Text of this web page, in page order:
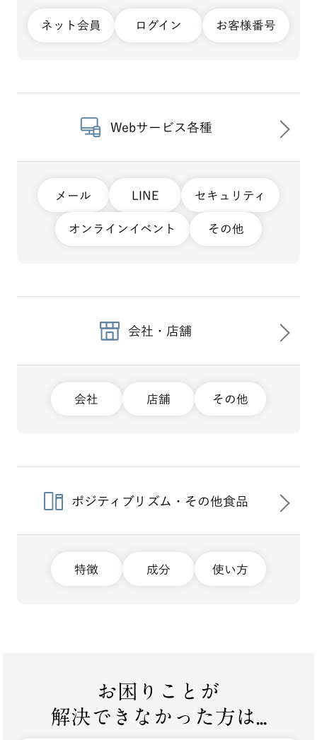
ネット会員 ログイン お客様番号
Webサービス各種
メール LINE セキュリティ
オンラインイベント その他
会社・店舗
会社 店舗 その他
ポジティブリズム・その他食品
特徴 成分 使い方
お困りことが
解決できなかった方は...